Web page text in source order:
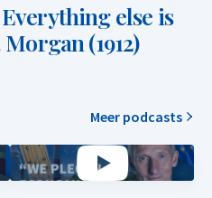
else is
Morgan (1912)
Meer podcasts